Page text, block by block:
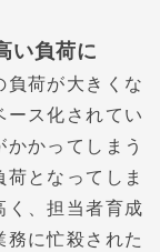
い負荷に
荷が大きくな
ース化されてい
かってしまう
となってしま
く、担当者育成
に忙殺された